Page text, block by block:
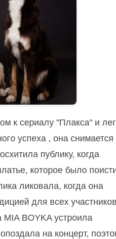
к сериалу "Плакса" и
успеха , она снимается
публику, когда
которое было
ликовала, когда она
для всех участников
BOYKA устроила
на концерт,